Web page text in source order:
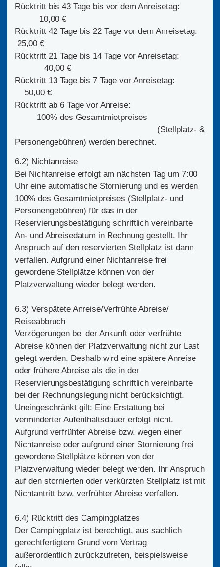
Rücktritt bis 43 Tage bis vor dem Anreisetag:
10,00 €
Rücktritt 42 Tage bis 22 Tage vor dem Anreisetag:
25,00 €
Rücktritt 21 Tage bis 14 Tage vor Anreisetag:
40,00 €
Rücktritt 13 Tage bis 7 Tage vor Anreisetag:
50,00 €
Rücktritt ab 6 Tage vor Anreise:
100% des Gesamtmietpreises
(Stellplatz- &
Personengebühren) werden berechnet.
6.2) Nichtanreise
Bei Nichtanreise erfolgt am nächsten Tag um 7:00
Uhr eine automatische Stornierung und es werden
100% des Gesamtmietpreises (Stellplatz- und
Personengebühren) für das in der
Reservierungsbestätigung schriftlich vereinbarte
An- und Abreisedatum in Rechnung gestellt. Ihr
Anspruch auf den reservierten Stellplatz ist dann
verfallen. Aufgrund einer Nichtanreise frei
gewordene Stellplätze können von der
Platzverwaltung wieder belegt werden.
6.3) Verspätete Anreise/Verfrühte Abreise/
Reiseabbruch
Verzögerungen bei der Ankunft oder verfrühte
Abreise können der Platzverwaltung nicht zur Last
gelegt werden. Deshalb wird eine spätere Anreise
oder frühere Abreise als die in der
Reservierungsbestätigung schriftlich vereinbarte
bei der Rechnungslegung nicht berücksichtigt.
Uneingeschränkt gilt: Eine Erstattung bei
verminderter Aufenthaltsdauer erfolgt nicht.
Aufgrund verfrühter Abreise bzw. wegen einer
Nichtanreise oder aufgrund einer Stornierung frei
gewordene Stellplätze können von der
Platzverwaltung wieder belegt werden. Ihr Anspruch
auf den stornierten oder verkürzten Stellplatz ist mit
Nichtantritt bzw. verfrühter Abreise verfallen.
6.4) Rücktritt des Campingplatzes
Der Campingplatz ist berechtigt, aus sachlich
gerechtfertigtem Grund vom Vertrag
außerordentlich zurückzutreten, beispielsweise